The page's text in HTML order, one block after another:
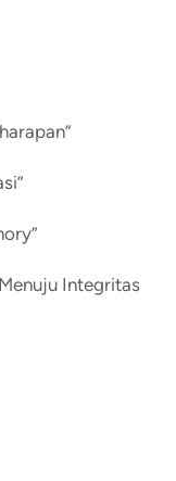
Integritas